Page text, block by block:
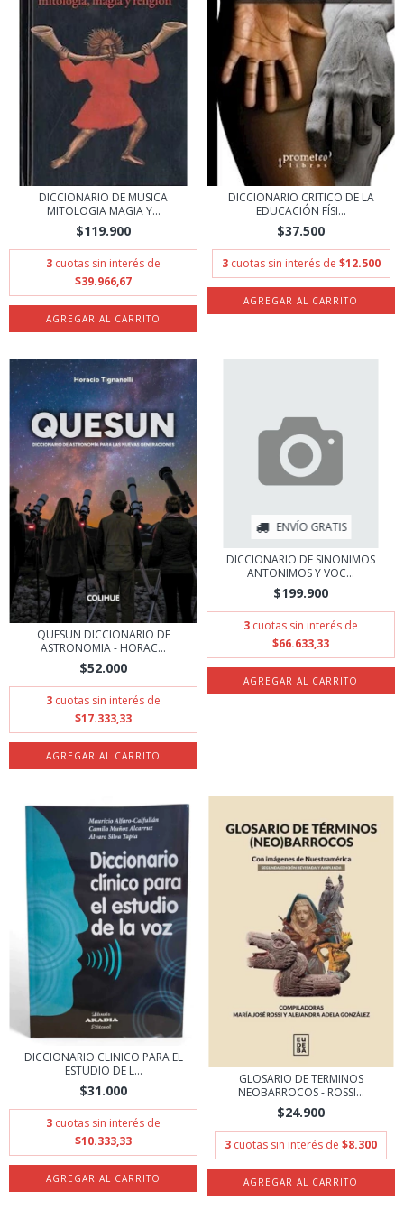
DICCIONARIO DE MUSICA
MITOLOGIA MAGIA Y...
$119.900
3 cuotas sin interés de
$39.966,67
DICCIONARIO CRITICO DE LA
EDUCACIÓN FÍSI...
$37.500
3 cuotas sin interés de $12.500
QUESUN DICCIONARIO DE
ASTRONOMIA - HORAC...
$52.000
3 cuotas sin interés de
$17.333,33
ENVÍO GRATIS
DICCIONARIO DE SINONIMOS
ANTONIMOS Y VOC...
$199.900
3 cuotas sin interés de
$66.633,33
DICCIONARIO CLINICO PARA EL
ESTUDIO DE L...
$31.000
3 cuotas sin interés de
$10.333,33
GLOSARIO DE TERMINOS
NEOBARROCOS - ROSSI...
$24.900
3 cuotas sin interés de $8.300